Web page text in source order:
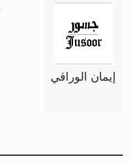
إيمان الوراقي